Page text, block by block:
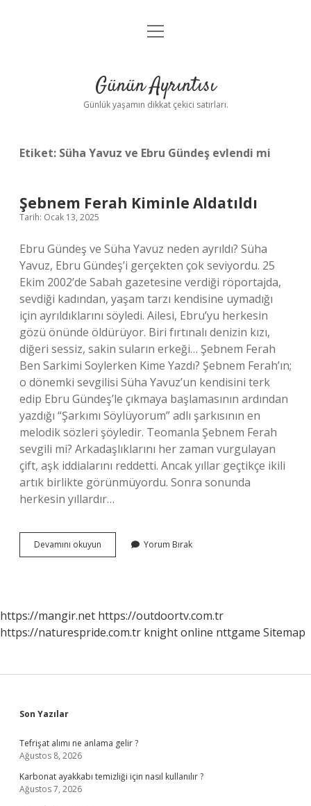
Anasayfa
Yasal Uyarı
menüyü
Günün Ayrıntısı
Günlük yaşamın dikkat çekici satırları.
Etiket: Süha Yavuz ve Ebru Gündeş evlendi mi
Şebnem Ferah Kiminle Aldatıldı
Tarih: Ocak 13, 2025
Ebru Gündeş ve Süha Yavuz neden ayrıldı? Süha
Yavuz, Ebru Gündeş’i gerçekten çok seviyordu. 25
Ekim 2002’de Sabah gazetesine verdiği röportajda,
sevdiği kadından, yaşam tarzı kendisine uymadığı
için ayrıldıklarını söyledi. Ailesi, Ebru’yu herkesin
gözü önünde öldürüyor. Biri fırtınalı denizin kızı,
diğeri sessiz, sakin suların erkeği… Şebnem Ferah
Ben Sarkimi Soylerken Kime Yazdı? Şebnem Ferah’ın;
o dönemki sevgilisi Süha Yavuz’un kendisini terk
edip Ebru Gündeş’le çıkmaya başlamasının ardından
yazdığı “Şarkımı Söylüyorum” adlı şarkısının en
melodik sözleri şöyledir. Teomanla Şebnem Ferah
sevgili mi? Arkadaşlıklarını her zaman vurgulayan
çift, aşk iddialarını reddetti. Ancak yıllar geçtikçe ikili
artık birlikte görünmüyordu. Sonra sonunda
herkesin yıllardır…
Devamını okuyun Şebnem
Ferah
Yorum Bırak
https://mangir.net https://outdoortv.com.tr
https://naturespride.com.tr knight online nttgame Sitemap
Sidebar
Son Yazılar
Tefrişat alımı ne anlama gelir ?
Ağustos 8, 2026
Karbonat ayakkabı temizliği için nasıl kullanılır ?
Ağustos 7, 2026